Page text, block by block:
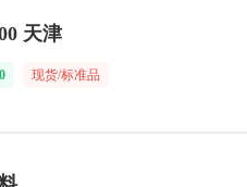
天津
现货/标准品